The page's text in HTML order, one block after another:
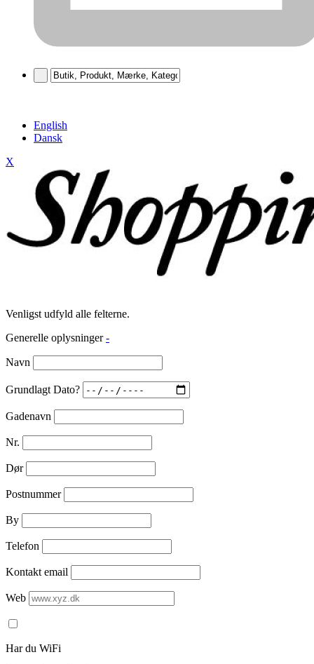
English
Dansk
X
Venligst udfyld alle felterne.
Generelle oplysninger -
Navn
Grundlagt Dato?
Gadenavn
Nr.
Dør
Postnummer
By
Telefon
Kontakt email
Web
Har du WiFi